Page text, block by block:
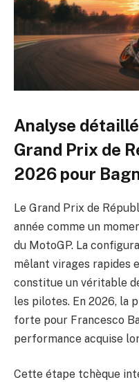
Analyse
Grand Prix de
2026 pour
Le Grand Prix de
année comme un
du MotoGP. La
mêlant virages rapides
constitue un véritable
les pilotes. En 2026, la
forte pour Francesco
performance acquise
Cette étape tchèque